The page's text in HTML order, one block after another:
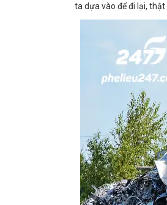
ta dựa vào để đi lại,